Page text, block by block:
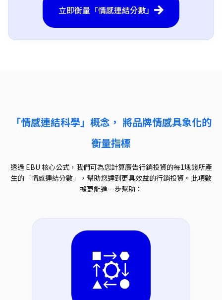
立即衡量「情感連結分數」
「情感連結科學」概念， 將品牌情感具象化的
衡量指標
透過 EBU 核心公式，我們可為您計算廣告行銷投資的每1塊錢所產
生的「情感連結分數」，幫助您達到更具效益的行銷投資。此項數
據更能進一步幫助：